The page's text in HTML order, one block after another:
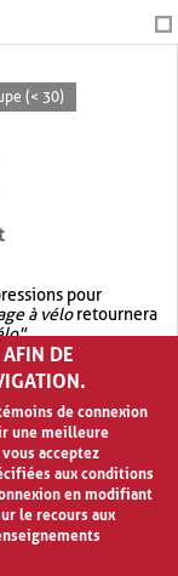
(< 30)
pour
à véloretournera
.
OR.garage OR vélo
à vélo
DE
de connexion
une meilleure
acceptez
aux conditions
en modifiant
le recours aux